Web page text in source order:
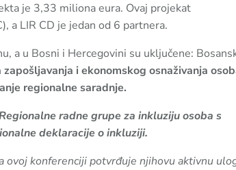
je 3,33 miliona eura. Ovaj projekat
a LIR CD je jedan od 6 partnera.
a u Bosni i Hercegovini su uključene:
i ekonomskog osnaživanja
regionalne saradnje.
radne grupe za inkluziju osoba s
deklaracije o inkluziji.
ovoj konferenciji potvrđuje njihovu aktivnu